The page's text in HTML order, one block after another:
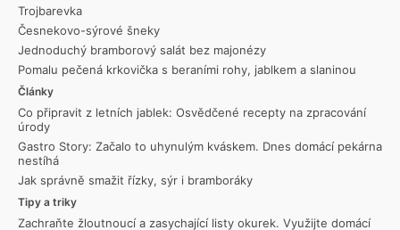
Trojbarevka
Česnekovo-sýrové šneky
Jednoduchý bramborový salát bez majonézy
Pomalu pečená krkovička s beraními rohy, jablkem a slaninou
Články
Co připravit z letních jablek: Osvědčené recepty na zpracování
úrody
Gastro Story: Začalo to uhynulým kváskem. Dnes domácí pekárna
nestíhá
Jak správně smažit řízky, sýr i bramboráky
Tipy a triky
Zachraňte žloutnoucí a zasychající listy okurek. Využijte domácí